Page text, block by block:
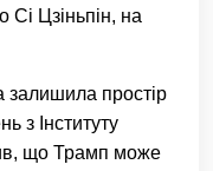
Сі Цзіньпін, на
залишила простір
з Інституту
що Трамп може